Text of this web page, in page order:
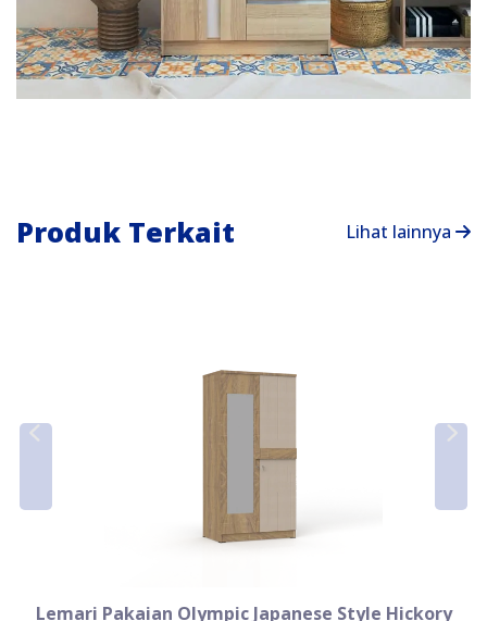
Produk Terkait Lihat lainnya
Lemari Pakaian Olympic Japanese Style Hickory